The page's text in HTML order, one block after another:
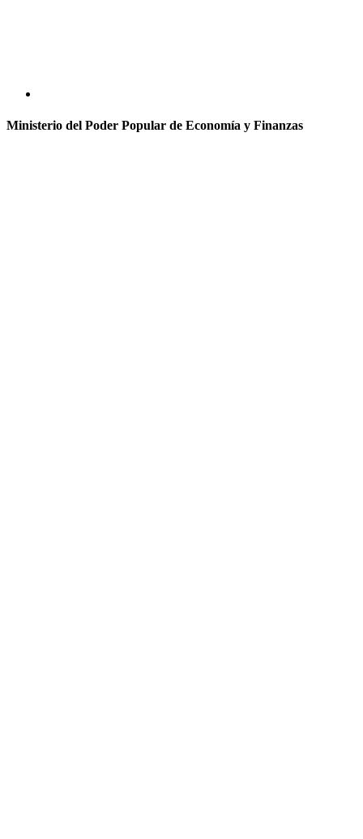
Ministerio del Poder Popular de Economía y Finanzas